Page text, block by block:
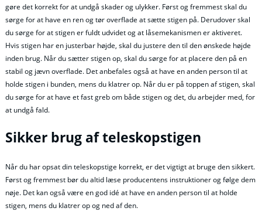
gøre det korrekt for at undgå skader og ulykker. Først og fremmest skal du
sørge for at have en ren og tør overflade at sætte stigen på. Derudover skal
du sørge for at stigen er fuldt udvidet og at låsemekanismen er aktiveret.
Hvis stigen har en justerbar højde, skal du justere den til den ønskede højde
inden brug. Når du sætter stigen op, skal du sørge for at placere den på en
stabil og jævn overflade. Det anbefales også at have en anden person til at
holde stigen i bunden, mens du klatrer op. Når du er på toppen af stigen, skal
du sørge for at have et fast greb om både stigen og det, du arbejder med, for
at undgå fald.
Sikker brug af teleskopstigen
Når du har opsat din teleskopstige korrekt, er det vigtigt at bruge den sikkert.
Først og fremmest bør du altid læse producentens instruktioner og følge dem
nøje. Det kan også være en god idé at have en anden person til at holde
stigen, mens du klatrer op og ned af den.